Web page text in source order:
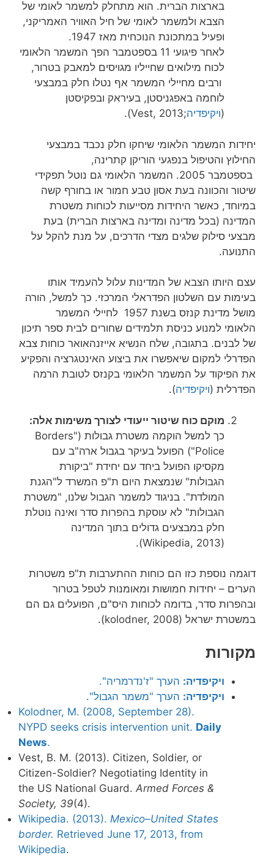
בארצות הברית. הוא מתחלק למשמר לאומי של
הצבא ולמשמר לאומי של חיל האוויר האמריקני,
ופעיל במתכונת הנוכחית מאז 1947.
לאחר פיגועי 11 בספטמבר הפך המשמר הלאומי
לכוח מילואים שחייליו מגויסים למאבק בטרור,
ורבים מחיילי המשמר אף נטלו חלק במבצעי
לוחמה באפגניסטן, בעיראק ובפקיסטן
(ויקיפדיה;Vest, 2013).
יחידות המשמר הלאומי שיחקו חלק נכבד במבצעי
החילוץ והטיפול בנפגעי הוריקן קתרינה,
בספטמבר 2005. המשמר הלאומי גם נוטל תפקידי
שיטור והכוונה בעת אסון טבע חמור או בחורף קשה
במיוחד, כאשר היחידות מסייעות לכוחות משטרת
המדינה (בכל מדינה ומדינה בארצות הברית) בעת
מבצעי סילוק שלגים מצדי הדרכים, על מנת להקל על
התנועה.
עצם היותו הצבא של המדינות עלול להעמיד אותו
בעימות עם השלטון הפדראלי המרכזי. כך למשל, הורה
מושל מדינת קנזס בשנת 1957 לחיילי המשמר
הלאומי למנוע כניסת תלמידים שחורים לבית ספר תיכון
של לבנים. בתגובה, שלח הנשיא אייזנהאואר כוחות צבא
הפדרלי למקום שיאפשרו את ביצוע האינטגרציה והפקיע
את הפיקוד על המשמר הלאומי בקנזס לטובת הרמה
הפדרלית (ויקיפדיה).
מוקם כוח שיטור ייעודי לצורך משימות אלה:
כך למשל הוקמה משטרת גבולות ("Borders
Police") הפועל בעיקר בגבול ארה"ב עם
מקסיקו הפועל ביחד עם יחידת "ביקורת
הגבולות" שנמצאת היום ת"פ המשרד ל"הגנת
המולדת". בניגוד למשמר הגבול שלנו, "משטרת
הגבולות" לא עוסקת בהפרות סדר ואינה נוטלת
חלק במבצעים גדולים בתוך המדינה
(Wikipedia, 2013).
דוגמה נוספת כזו הם כוחות ההתערבות ת"פ משטרות
הערים – יחידות חמושות ומאומנות לטפל בטרור
ובהפרות סדר, בדומה לכוחות היס"ם, הפועלים גם הם
במשטרת ישראל (kolodner, 2008).
מקורות
ויקיפדיה: הערך "ז'נדרמריה".
ויקיפדיה: הערך "משמר הגבול".
Kolodner, M. (2008, September 28).
NYPD seeks crisis intervention unit. Daily
News.
Vest, B. M. (2013). Citizen, Soldier, or
Citizen-Soldier? Negotiating Identity in
the US National Guard. Armed Forces &
Society, 39(4).
Wikipedia. (2013). Mexico–United States
border. Retrieved June 17, 2013, from
Wikipedia.